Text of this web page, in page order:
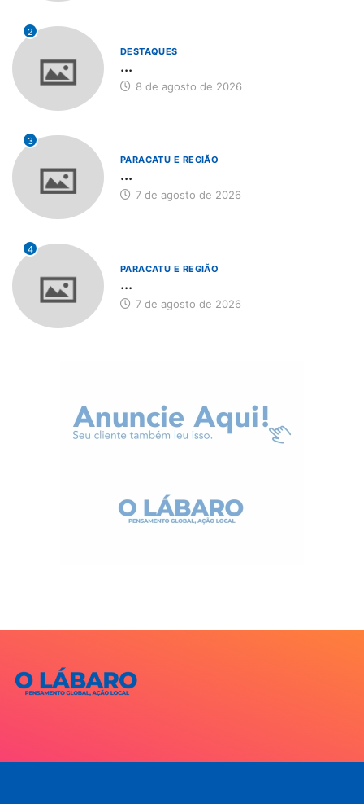
2
DESTAQUES
...
8 de agosto de 2026
3
PARACATU E REGIÃO
...
7 de agosto de 2026
4
PARACATU E REGIÃO
...
7 de agosto de 2026